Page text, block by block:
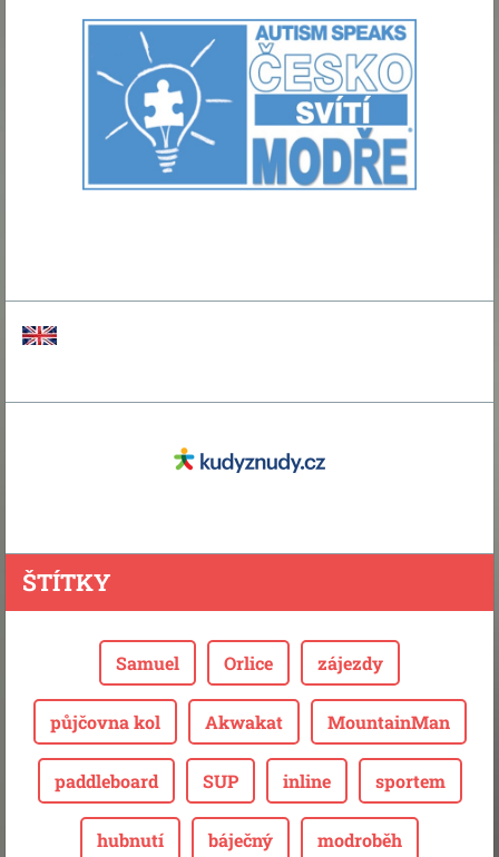
ŠTÍTKY
Samuel Orlice zájezdy
půjčovna kol Akwakat MountainMan
paddleboard SUP inline sportem
hubnutí báječný modroběh